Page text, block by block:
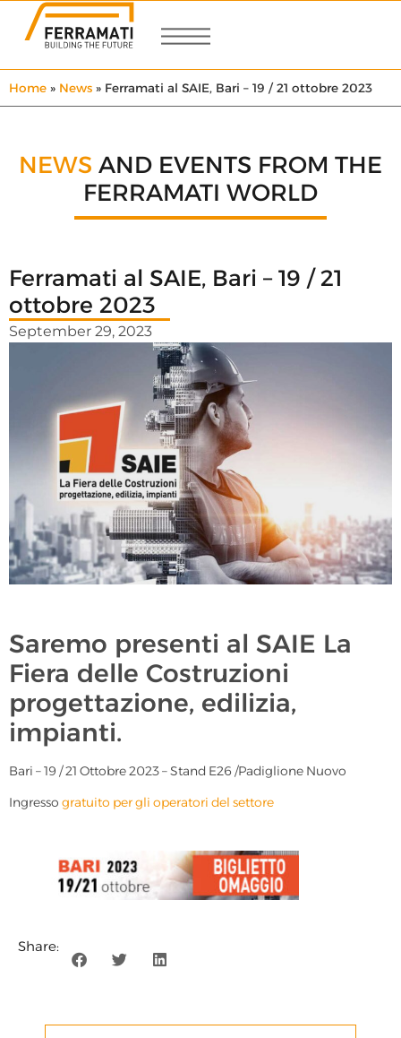
Home » News » Ferramati al SAIE, Bari – 19 / 21 ottobre 2023
NEWS AND EVENTS FROM THE
FERRAMATI WORLD
Ferramati al SAIE, Bari – 19 / 21
ottobre 2023
September 29, 2023
Saremo presenti al SAIE La
Fiera delle Costruzioni
progettazione, edilizia,
impianti.
Bari – 19 / 21 Ottobre 2023 – Stand E26 /Padiglione Nuovo
Ingresso gratuito per gli operatori del settore
Share: